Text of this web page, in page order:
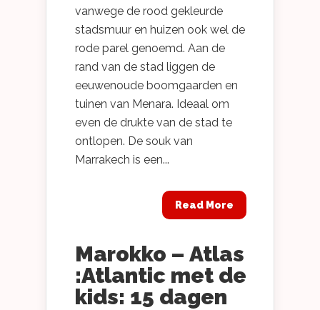
vanwege de rood gekleurde
stadsmuur en huizen ook wel de
rode parel genoemd. Aan de
rand van de stad liggen de
eeuwenoude boomgaarden en
tuinen van Menara. Ideaal om
even de drukte van de stad te
ontlopen. De souk van
Marrakech is een...
Read More
Marokko – Atlas
:Atlantic met de
kids: 15 dagen